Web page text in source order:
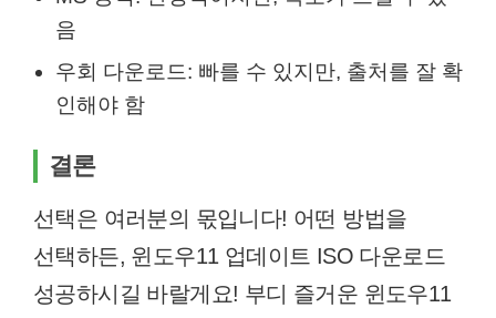
음
우회 다운로드: 빠를 수 있지만, 출처를 잘 확
인해야 함
결론
선택은 여러분의 몫입니다! 어떤 방법을
선택하든, 윈도우11 업데이트 ISO 다운로드
성공하시길 바랄게요! 부디 즐거운 윈도우11